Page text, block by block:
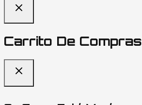
Carrito De Compras